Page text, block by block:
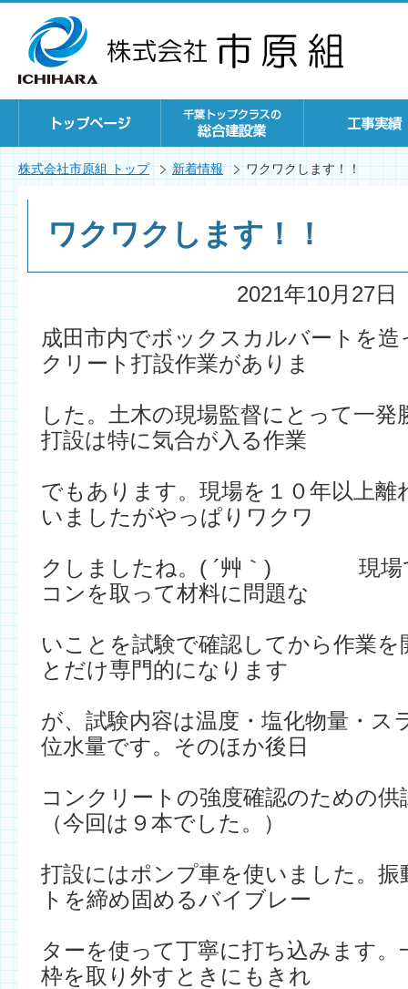
株式会社市原組 トップ 新着情報 ワクワクします！！
ワクワクします！！
2021年10月27日
成田市内でボックスカルバートを
クリート打設作業がありま
した。土木の現場監督にとって一
打設は特に気合が入る作業
でもあります。現場を１０年以上離
いましたがやっぱりワクワ
クしましたね。( ´艸｀) 現場で
コンを取って材料に問題な
いことを試験で確認してから作業
とだけ専門的になります
が、試験内容は温度・塩化物量・ス
位水量です。そのほか後日
コンクリートの強度確認のための
（今回は９本でした。）
打設にはポンプ車を使いました。
トを締め固めるバイブレー
ターを使って丁寧に打ち込みます。
枠を取り外すときにもきれ